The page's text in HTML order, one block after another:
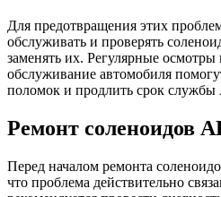
Для предотвращения этих
обслуживать и проверять
заменять их. Регулярные осмотры
обслуживание автомобиля
поломок и продлить срок
Ремонт соленоидов
Перед началом ремонта
что проблема действительно